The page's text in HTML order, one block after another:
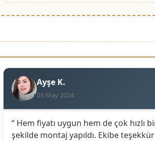
Ayşe K.
03 May 2024
“ Hem fiyatı uygun hem de çok hızlı
şekilde montaj yapıldı. Ekibe teşekkür